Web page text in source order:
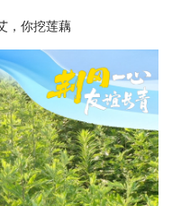
，你挖莲藕